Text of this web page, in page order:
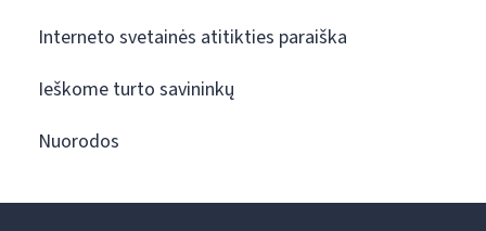
Interneto svetainės atitikties paraiška
Ieškome turto savininkų
Nuorodos